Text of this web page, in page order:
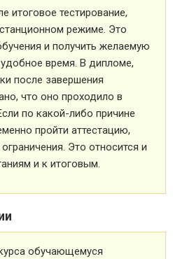
итоговое тестирование,
режиме. Это
и получить желаемую
время. В дипломе,
после завершения
что оно проходило в
по какой-либо причине
пройти аттестацию,
Это относится и
и к итоговым.
обучающемуся